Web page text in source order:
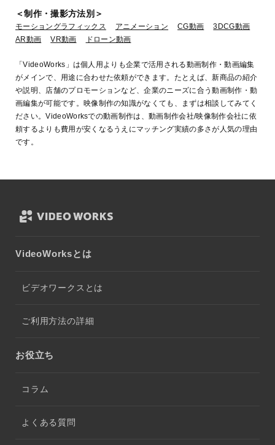
＜制作・撮影方法別＞
モーショングラフィックス アニメーション CG動画
3DCG動画
AR動画
VR動画 ドローン動画
「VideoWorks」は個人用よりも企業で活用される動画制作・動画編集
がメインで、用途に合わせた依頼ができます。たとえば、新商品の紹介
や説明、店舗のプロモーションなど、企業のニーズに合う動画制作・動
画編集が可能です。映像制作の知識がなくても、まずは相談してみてく
ださい。VideoWorksでの動画制作は、動画制作会社/映像制作会社に依
頼するよりも費用が安くなるうえにマッチング実績の多さが人気の理由
です。
VideoWorksとは
ビデオワークスとは
ご利用方法の詳細
お役立ち
コラム
よくある質問